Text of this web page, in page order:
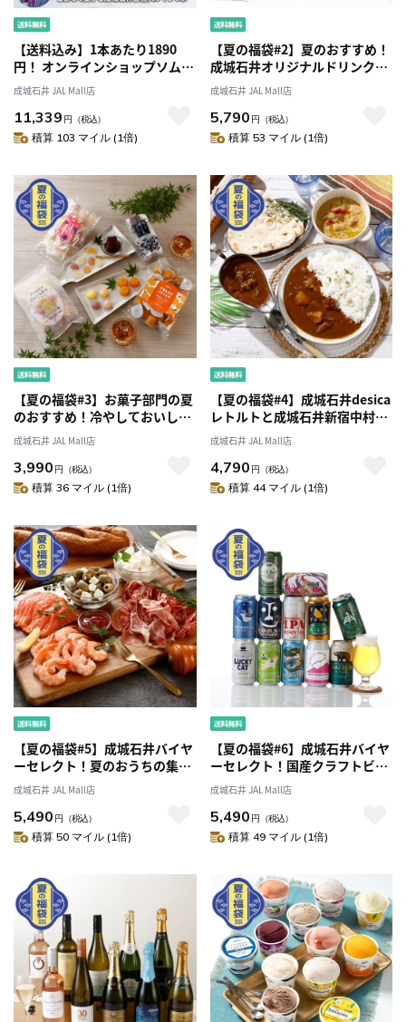
【送料込み】1本あたり1890
円！ オンラインショップソムリ
エが個人的に大好きな成城石井
直輸入赤白ワイン 6本セット
【成城石井のマストバイ！】
成城石井 JAL Mall店
11,339 円 （税込）
積算 103 マイル (1倍)
【夏の福袋#2】夏のおすすめ！
成城石井オリジナルドリンクセ
ット
成城石井 JAL Mall店
5,790 円 （税込）
積算 53 マイル (1倍)
【夏の福袋#3】お菓子部門の夏
のおすすめ！冷やしておいしい
スイーツセット | D+2
成城石井 JAL Mall店
3,990 円 （税込）
積算 36 マイル (1倍)
【夏の福袋#4】成城石井desica
レトルトと成城石井新宿中村屋
カリー食べくらべセット
成城石井 JAL Mall店
4,790 円 （税込）
積算 44 マイル (1倍)
【夏の福袋#5】成城石井バイヤ
ーセレクト！夏のおうちの集ま
りに！おすすめオードブルセッ
ト | D+2
成城石井 JAL Mall店
5,490 円 （税込）
積算 50 マイル (1倍)
【夏の福袋#6】成城石井バイヤ
ーセレクト！国産クラフトビー
ル【缶】飲み比べ12本セット
成城石井 JAL Mall店
5,490 円 （税込）
積算 49 マイル (1倍)